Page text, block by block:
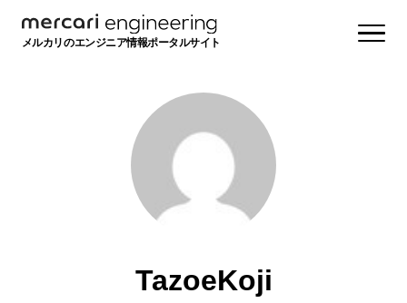
メルカリのエンジニア情報ポータルサイト
TazoeKoji